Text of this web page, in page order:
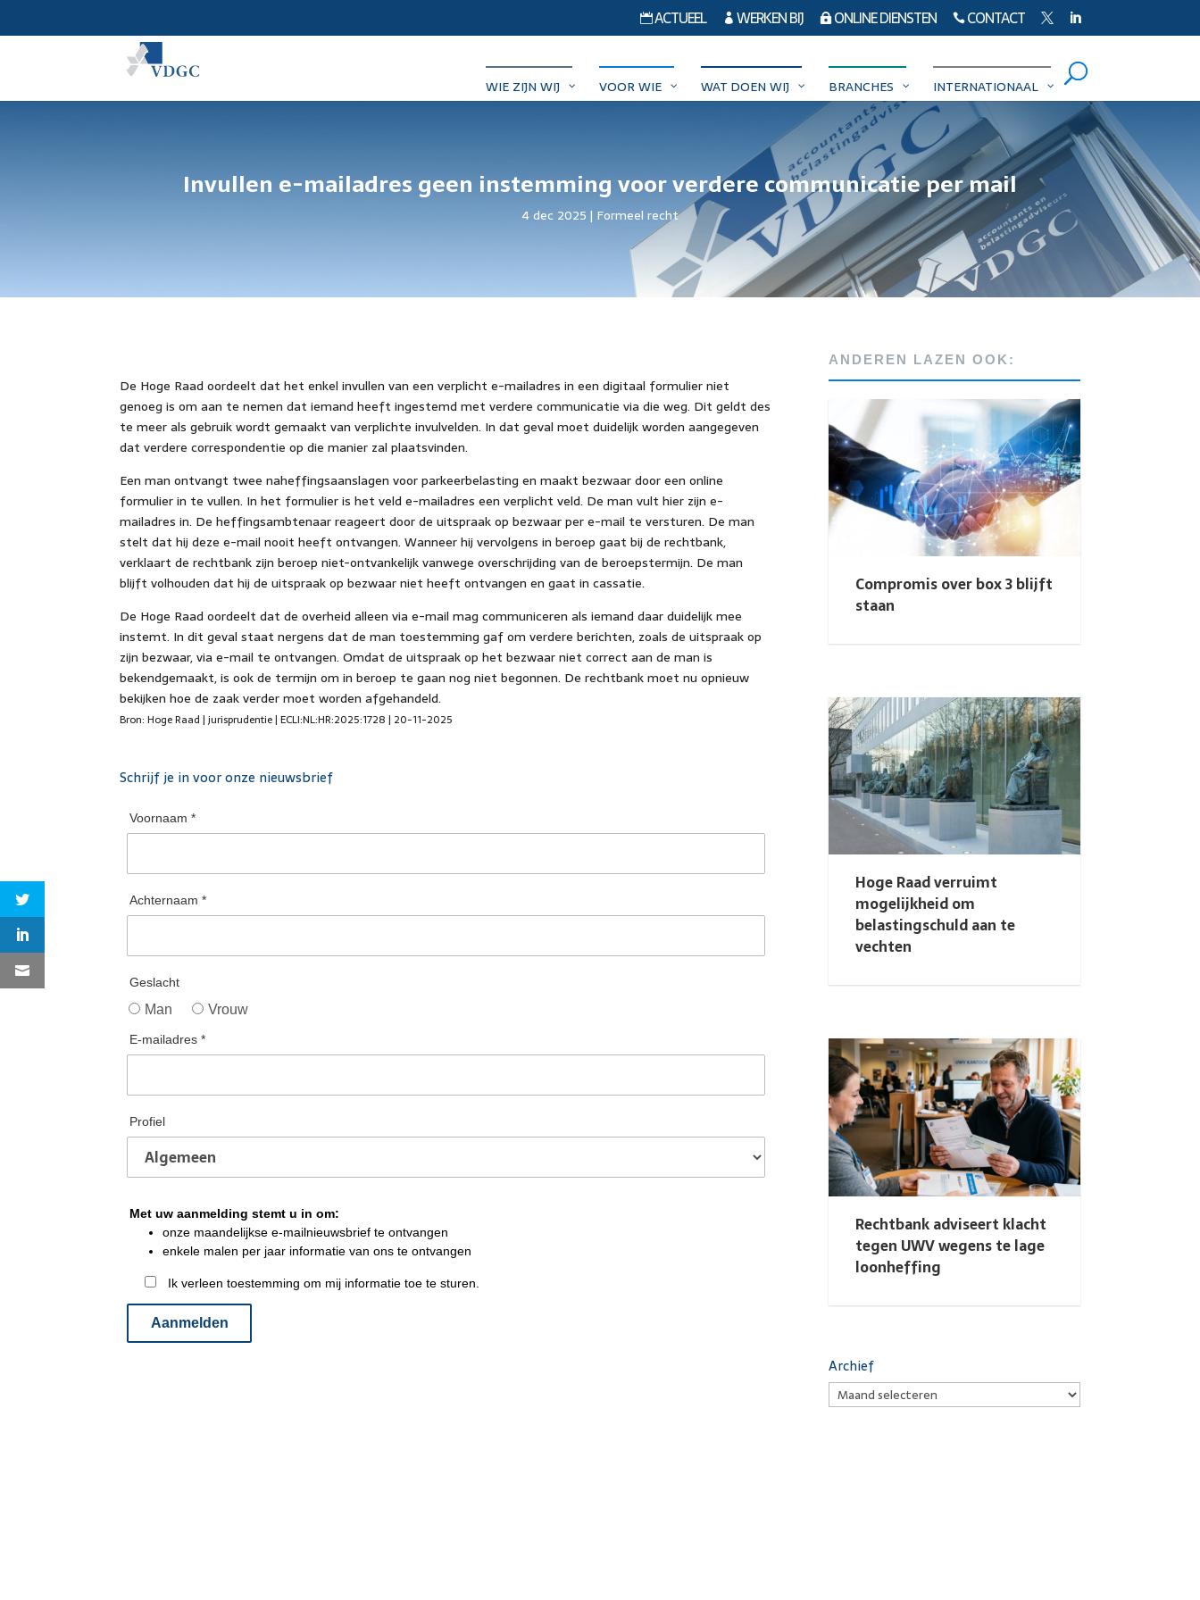
ACTUEEL  WERKEN BIJ ONLINE DIENSTEN CONTACT  
WIE ZIJN WIJ VOOR WIE WAT DOEN WIJ BRANCHES INTERNATIONAAL
Invullen e-mailadres geen instemming voor verdere communicatie per mail
4 dec 2025 Formeel recht
De Hoge Raad oordeelt dat het enkel invullen van een verplicht e-mailadres in een digitaal formulier niet
genoeg is om aan te nemen dat iemand heeft ingestemd met verdere communicatie via die weg. Dit geldt des
te meer als gebruik wordt gemaakt van verplichte invulvelden. In dat geval moet duidelijk worden aangegeven
dat verdere correspondentie op die manier zal plaatsvinden.
Een man ontvangt twee naheffingsaanslagen voor parkeerbelasting en maakt bezwaar door een online
formulier in te vullen. In het formulier is het veld e-mailadres een verplicht veld. De man vult hier zijn e-
mailadres in. De heffingsambtenaar reageert door de uitspraak op bezwaar per e-mail te versturen. De man
stelt dat hij deze e-mail nooit heeft ontvangen. Wanneer hij vervolgens in beroep gaat bij de rechtbank,
verklaart de rechtbank zijn beroep niet-ontvankelijk vanwege overschrijding van de beroepstermijn. De man
blijft volhouden dat hij de uitspraak op bezwaar niet heeft ontvangen en gaat in cassatie.
De Hoge Raad oordeelt dat de overheid alleen via e-mail mag communiceren als iemand daar duidelijk mee
instemt. In dit geval staat nergens dat de man toestemming gaf om verdere berichten, zoals de uitspraak op
zijn bezwaar, via e-mail te ontvangen. Omdat de uitspraak op het bezwaar niet correct aan de man is
bekendgemaakt, is ook de termijn om in beroep te gaan nog niet begonnen. De rechtbank moet nu opnieuw
bekijken hoe de zaak verder moet worden afgehandeld.
Bron: Hoge Raad | jurisprudentie | ECLI:NL:HR:2025:1728 | 20-11-2025
Schrijf je in voor onze nieuwsbrief
ANDEREN LAZEN OOK:
Compromis over box 3 blijft
staan
Hoge Raad verruimt
mogelijkheid om
belastingschuld aan te
vechten
Rechtbank adviseert klacht
tegen UWV wegens te lage
loonheffing
Archief